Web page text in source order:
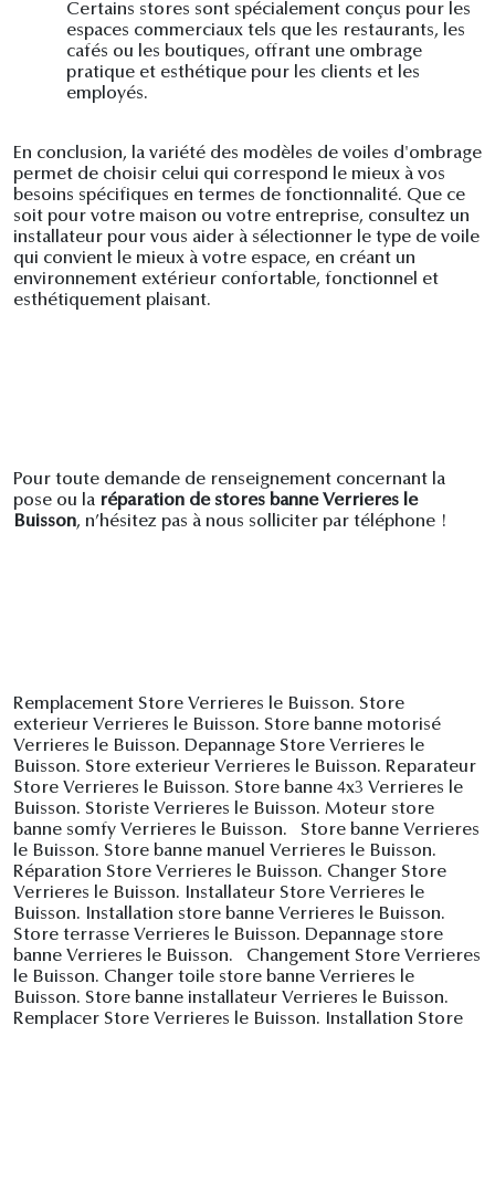
Certains stores sont spécialement conçus pour les
espaces commerciaux tels que les restaurants, les
cafés ou les boutiques, offrant une ombrage
pratique et esthétique pour les clients et les
employés.
En conclusion, la variété des modèles de voiles d'ombrage
permet de choisir celui qui correspond le mieux à vos
besoins spécifiques en termes de fonctionnalité. Que ce
soit pour votre maison ou votre entreprise, consultez un
installateur pour vous aider à sélectionner le type de voile
qui convient le mieux à votre espace, en créant un
environnement extérieur confortable, fonctionnel et
esthétiquement plaisant.
Pour toute demande de renseignement concernant la
pose ou la réparation de stores banne Verrieres le
Buisson, n’hésitez pas à nous solliciter par téléphone !
Remplacement Store Verrieres le Buisson. Store
exterieur Verrieres le Buisson. Store banne motorisé
Verrieres le Buisson. Depannage Store Verrieres le
Buisson. Store exterieur Verrieres le Buisson. Reparateur
Store Verrieres le Buisson. Store banne 4x3 Verrieres le
Buisson. Storiste Verrieres le Buisson. Moteur store
banne somfy Verrieres le Buisson. Store banne Verrieres
le Buisson. Store banne manuel Verrieres le Buisson.
Réparation Store Verrieres le Buisson. Changer Store
Verrieres le Buisson. Installateur Store Verrieres le
Buisson. Installation store banne Verrieres le Buisson.
Store terrasse Verrieres le Buisson. Depannage store
banne Verrieres le Buisson. Changement Store Verrieres
le Buisson. Changer toile store banne Verrieres le
Buisson. Store banne installateur Verrieres le Buisson.
Remplacer Store Verrieres le Buisson. Installation Store